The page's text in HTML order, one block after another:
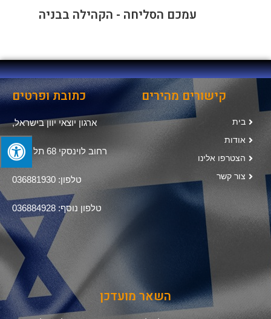
עמכם הסליחה - הקהילה בבניה
קישורים מהירים
בית
אודות
הצטרפו אלינו
צור קשר
כתובת ופרטים
ארגון יוצאי יוון בישראל,
רחוב לוינסקי 68 תל אביב
טלפון: 036881930
טלפון נוסף: 036884928
השאר מועדכן